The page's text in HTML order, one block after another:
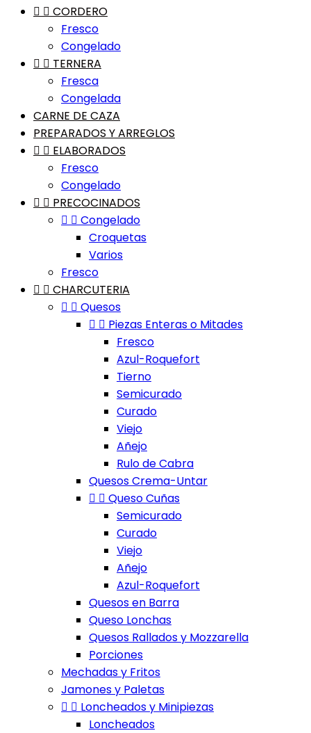
  CORDERO
Fresco
Congelado
  TERNERA
Fresca
Congelada
CARNE DE CAZA
PREPARADOS Y ARREGLOS
  ELABORADOS
Fresco
Congelado
  PRECOCINADOS
  Congelado
Croquetas
Varios
Fresco
  CHARCUTERIA
  Quesos
  Piezas Enteras o Mitades
Fresco
Azul-Roquefort
Tierno
Semicurado
Curado
Viejo
Añejo
Rulo de Cabra
Quesos Crema-Untar
  Queso Cuñas
Semicurado
Curado
Viejo
Añejo
Azul-Roquefort
Quesos en Barra
Queso Lonchas
Quesos Rallados y Mozzarella
Porciones
Mechadas y Fritos
Jamones y Paletas
  Loncheados y Minipiezas
Loncheados